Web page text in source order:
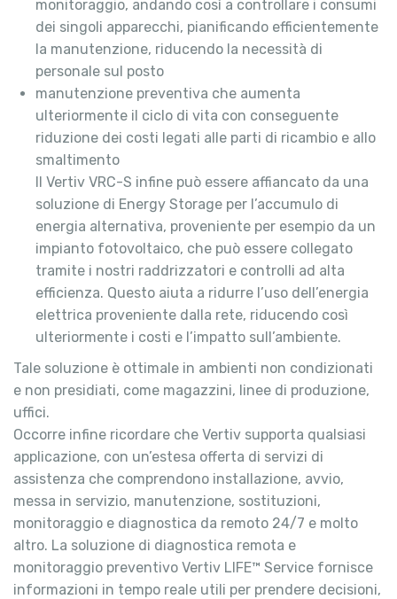
monitoraggio, andando così a controllare i consumi
dei singoli apparecchi, pianificando efficientemente
la manutenzione, riducendo la necessità di
personale sul posto
manutenzione preventiva che aumenta
ulteriormente il ciclo di vita con conseguente
riduzione dei costi legati alle parti di ricambio e allo
smaltimento
Il Vertiv VRC-S infine può essere affiancato da una
soluzione di Energy Storage per l’accumulo di
energia alternativa, proveniente per esempio da un
impianto fotovoltaico, che può essere collegato
tramite i nostri raddrizzatori e controlli ad alta
efficienza. Questo aiuta a ridurre l’uso dell’energia
elettrica proveniente dalla rete, riducendo così
ulteriormente i costi e l’impatto sull’ambiente.
Tale soluzione è ottimale in ambienti non condizionati
e non presidiati, come magazzini, linee di produzione,
uffici.
Occorre infine ricordare che Vertiv supporta qualsiasi
applicazione, con un’estesa offerta di servizi di
assistenza che comprendono installazione, avvio,
messa in servizio, manutenzione, sostituzioni,
monitoraggio e diagnostica da remoto 24/7 e molto
altro. La soluzione di diagnostica remota e
monitoraggio preventivo Vertiv LIFE™ Service fornisce
informazioni in tempo reale utili per prendere decisioni,